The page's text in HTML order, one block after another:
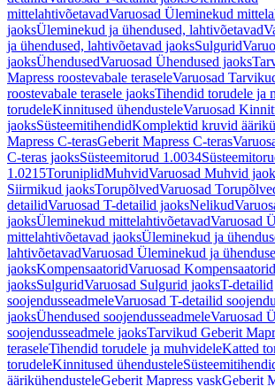
mittelahtivõetavadVaruosad Üleminekud
jaoksÜleminekud ja ühendused, lahtivõetavad
ja ühendused, lahtivõetavad jaoksSulgurid
jaoksÜhendusedVaruosad Ühendused jaoks
Mapress roostevabale teraseleVaruosad
roostevabale terasele jaoksTihendid torudele ja
torudeleKinnitused ühendusteleVaruosad
jaoksSüsteemitihendidKomplektid kruvid
Mapress C-terasGeberit Mapress C-teras
C-teras jaoksSüsteemitorud 1.0034
1.0215ToruniplidMuhvidVaruosad Muhvid
Siirmikud jaoksTorupõlvedVaruosad
detailidVaruosad T-detailid jaoksNelikud
jaoksÜleminekud mittelahtivõetavadVaruosad
mittelahtivõetavad jaoksÜleminekud ja
lahtivõetavadVaruosad Üleminekud ja
jaoksKompensaatoridVaruosad Kompensaatorid
jaoksSulguridVaruosad Sulgurid jaoksT-detailid
soojendusseadmeleVaruosad T-detailid
jaoksÜhendused soojendusseadmeleVaruosad
soojendusseadmele jaoksTarvikud Geberit
teraseleTihendid torudele ja muhvideleKatted
torudeleKinnitused ühendustele
äärikühendusteleGeberit Mapress vaskGeberit